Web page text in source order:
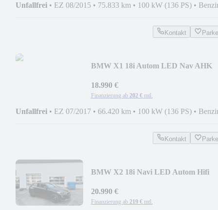
Unfallfrei • EZ 08/2015 • 75.833 km • 100 kW (136 PS) •
Kontakt
BMW X1 18i Autom LED Nav AHK
18.990 €
Finanzierung ab 202 € mtl.
Unfallfrei • EZ 07/2017 • 66.420 km • 100 kW (136 PS) •
Kontakt
BMW X2 18i Navi LED Autom Hifi
20.990 €
Finanzierung ab 219 € mtl.